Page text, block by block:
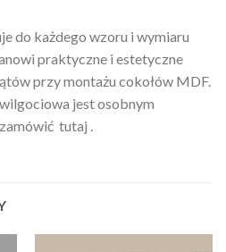
do każdego wzoru i wymiaru
praktyczne i estetyczne
przy montażu cokołów MDF.
jest osobnym
tutaj .